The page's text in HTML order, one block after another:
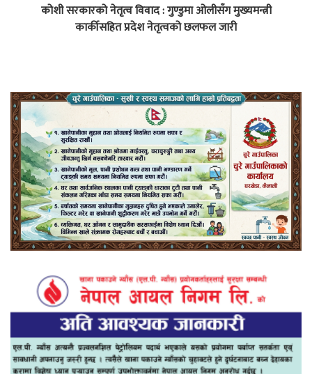
कोशी सरकारको नेतृत्व विवाद : गुण्डुमा ओलीसँग मुख्यमन्त्री
कार्कीसहित प्रदेश नेतृत्वको छलफल जारी